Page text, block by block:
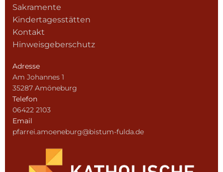
Sakramente
Kindertagesstätten
Kontakt
Hinweisgeberschutz
Adresse
Am Johannes 1
35287 Amöneburg
Telefon
06422 2103
Email
pfarrei.amoeneburg@bistum-fulda.de